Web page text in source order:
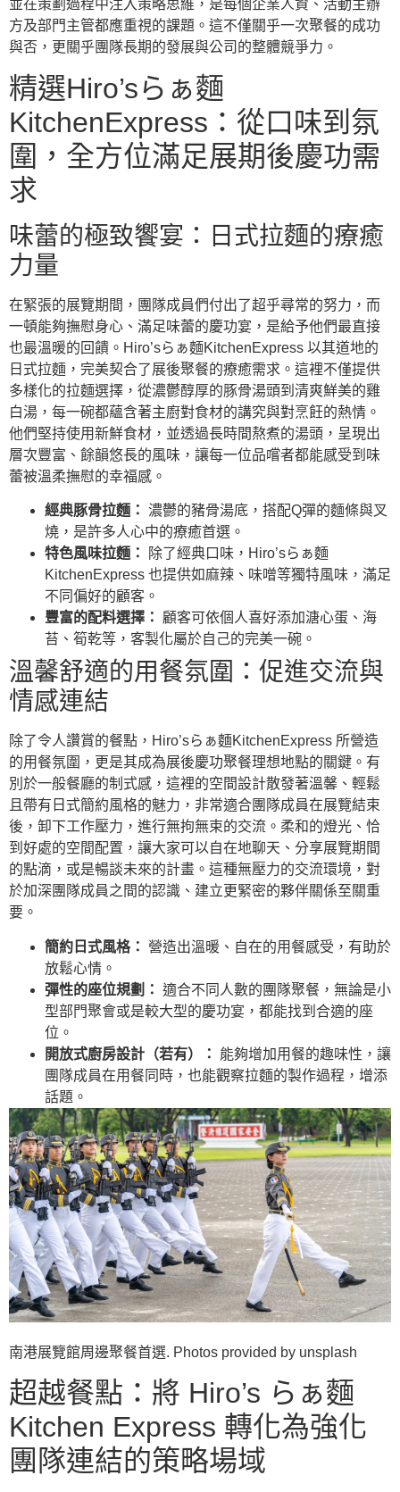
並在策劃過程中注入策略思維，是每個企業人資、活動主辦
方及部門主管都應重視的課題。這不僅關乎一次聚餐的成功
與否，更關乎團隊長期的發展與公司的整體競爭力。
精選Hiro’sらぁ麵
KitchenExpress：從口味到氛
圍，全方位滿足展期後慶功需
求
味蕾的極致饗宴：日式拉麵的療癒
力量
在緊張的展覽期間，團隊成員們付出了超乎尋常的努力，而
一頓能夠撫慰身心、滿足味蕾的慶功宴，是給予他們最直接
也最溫暖的回饋。Hiro’sらぁ麵KitchenExpress 以其道地的
日式拉麵，完美契合了展後聚餐的療癒需求。這裡不僅提供
多樣化的拉麵選擇，從濃鬱醇厚的豚骨湯頭到清爽鮮美的雞
白湯，每一碗都蘊含著主廚對食材的講究與對烹飪的熱情。
他們堅持使用新鮮食材，並透過長時間熬煮的湯頭，呈現出
層次豐富、餘韻悠長的風味，讓每一位品嚐者都能感受到味
蕾被溫柔撫慰的幸福感。
經典豚骨拉麵： 濃鬱的豬骨湯底，搭配Q彈的麵條與叉
燒，是許多人心中的療癒首選。
特色風味拉麵：
除了經典口味，Hiro’sらぁ麵
KitchenExpress 也提供如麻辣、味噌等獨特風味，滿足
不同偏好的顧客。
豐富的配料選擇：
顧客可依個人喜好添加溏心蛋、海
苔、筍乾等，客製化屬於自己的完美一碗。
溫馨舒適的用餐氛圍：促進交流與
情感連結
除了令人讚賞的餐點，Hiro’sらぁ麵KitchenExpress 所營造
的用餐氛圍，更是其成為展後慶功聚餐理想地點的關鍵。有
別於一般餐廳的制式感，這裡的空間設計散發著溫馨、輕鬆
且帶有日式簡約風格的魅力，非常適合團隊成員在展覽結束
後，卸下工作壓力，進行無拘無束的交流。柔和的燈光、恰
到好處的空間配置，讓大家可以自在地聊天、分享展覽期間
的點滴，或是暢談未來的計畫。這種無壓力的交流環境，對
於加深團隊成員之間的認識、建立更緊密的夥伴關係至關重
要。
簡約日式風格：
營造出溫暖、自在的用餐感受，有助於
放鬆心情。
彈性的座位規劃： 適合不同人數的團隊聚餐，無論是小
型部門聚會或是較大型的慶功宴，都能找到合適的座
位。
開放式廚房設計（若有）：
能夠增加用餐的趣味性，讓
團隊成員在用餐同時，也能觀察拉麵的製作過程，增添
話題。
南港展覽館周邊聚餐首選. Photos provided by unsplash
超越餐點：將 Hiro’s らぁ麵
Kitchen Express 轉化為強化
團隊連結的策略場域